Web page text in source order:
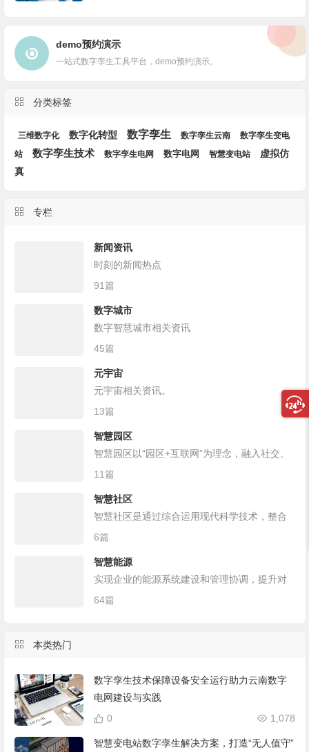
demo预约演示
一站式数字孪生工具平台，demo预约演示。
分类标签
三维数字化 数字化转型 数字孪生 数字孪生云南
数字孪生变电
站
数字孪生技术 数字孪生电网 数字电网 智慧变电站
虚拟仿
真
专栏
新闻资讯
时刻的新闻热点
91篇
数字城市
数字智慧城市相关资讯
45篇
元宇宙
元宇宙相关资讯。
13篇
智慧园区
智慧园区以“园区+互联网”为理念，融入社交、
移动、大数据和云计算，将产业集聚发展与城
值关联、圈层资源共享、土地全时利用的功能
复合型城市空间区域。
11篇
智慧社区
智慧社区是通过综合运用现代科学技术，整合
区域人、地、物、情、事、组织和房屋等信
源，以智慧社区综合信息服务平台为支撑，依
托适度领先的基础设施建设，提升社区治理和
小区管理现代化，促进公共服务和便民利民服
6篇
智慧能源
实现企业的能源系统建设和管理协调，提升对
能源的管控和利用率！
64篇
本类热门
数字孪生技术保障设备安全运行助力云南数字
电网建设与实践
1,078
0
智慧变电站数字孪生解决方案，打造“无人值守”